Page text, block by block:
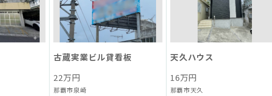
古蔵実業ビル貸看板
22万円
那覇市泉崎
天久ハウス
16万円
那覇市天久